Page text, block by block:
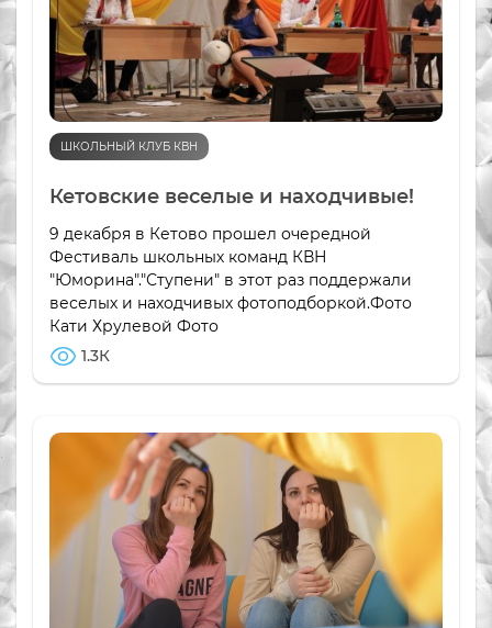
ШКОЛЬНЫЙ КЛУБ КВН
Кетовские веселые и находчивые!
9 декабря в Кетово прошел очередной
Фестиваль школьных команд КВН
"Юморина"."Ступени" в этот раз поддержали
веселых и находчивых фотоподборкой.Фото
Кати Хрулевой Фото
1.3К